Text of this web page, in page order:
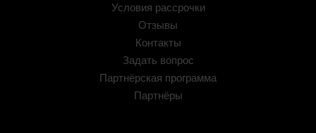
Условия рассрочки
Отзывы
Контакты
Задать вопрос
Партнёрская программа
Партнёры